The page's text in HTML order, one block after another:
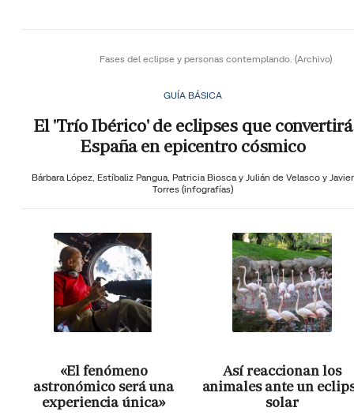
Fases del eclipse y personas contemplando. (Archivo)
GUÍA BÁSICA
El 'Trío Ibérico' de eclipses que convertirá
España en epicentro cósmico
Bárbara López, Estíbaliz Pangua, Patricia Biosca y Julián de Velasco y Javier
Torres (infografías)
«El fenómeno
astronómico será una
experiencia única»
Así reaccionan los
animales ante un
solar